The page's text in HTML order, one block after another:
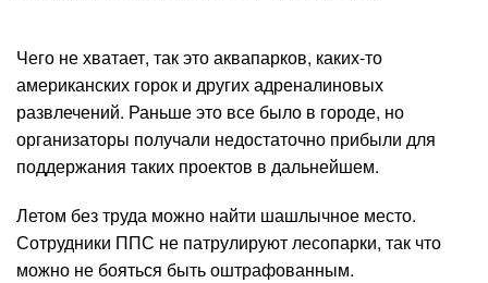
Чего не хватает, так это аквапарков, каких-то
американских горок и других адреналиновых
развлечений. Раньше это все было в городе, но
организаторы получали недостаточно прибыли для
поддержания таких проектов в дальнейшем.
Летом без труда можно найти шашлычное место.
Сотрудники ППС не патрулируют лесопарки, так что
можно не бояться быть оштрафованным.